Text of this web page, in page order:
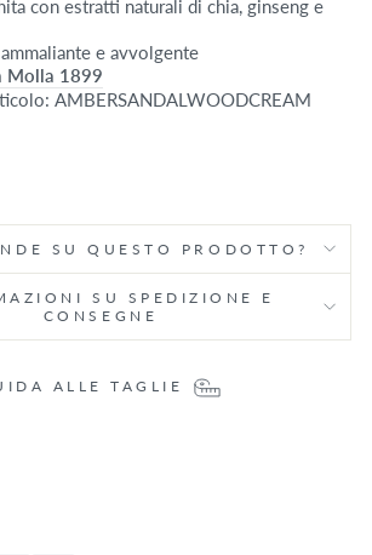
con estratti naturali di chia, ginseng e
e avvolgente
Molla 1899
AMBERSANDALWOODCREAM
SU QUESTO PRODOTTO?
SU SPEDIZIONE E
CONSEGNE
ALLE TAGLIE